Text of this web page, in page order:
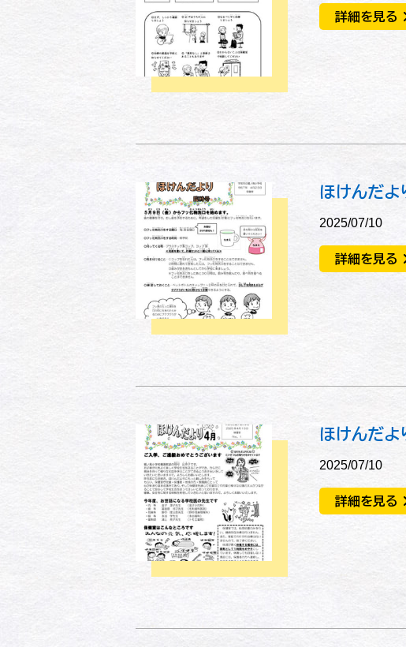
詳細を見る
ほけんだよ
2025/07/10
詳細を見る
ほけんだよ
2025/07/10
詳細を見る